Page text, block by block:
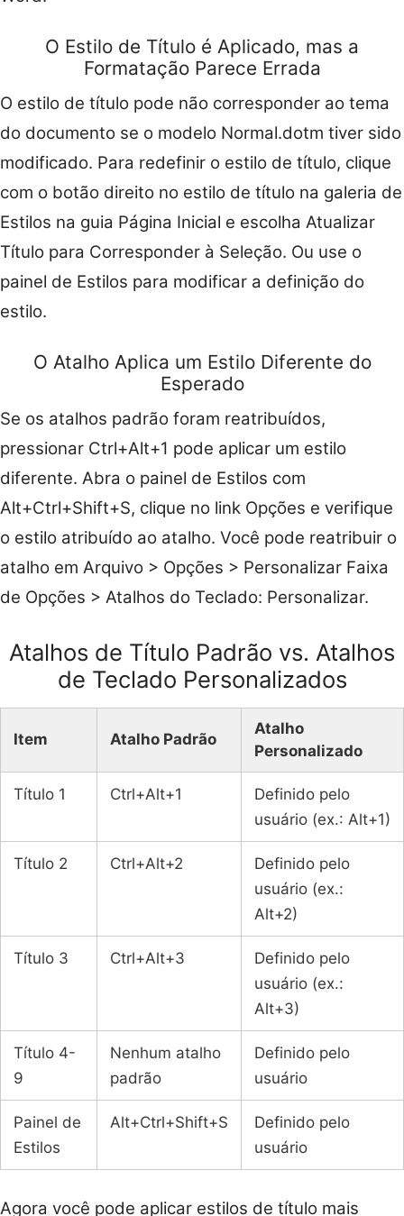
O Estilo de Título é Aplicado, mas a
Formatação Parece Errada
O estilo de título pode não corresponder ao tema
do documento se o modelo Normal.dotm tiver sido
modificado. Para redefinir o estilo de título, clique
com o botão direito no estilo de título na galeria de
Estilos na guia Página Inicial e escolha Atualizar
Título para Corresponder à Seleção. Ou use o
painel de Estilos para modificar a definição do
estilo.
O Atalho Aplica um Estilo Diferente do
Esperado
Se os atalhos padrão foram reatribuídos,
pressionar Ctrl+Alt+1 pode aplicar um estilo
diferente. Abra o painel de Estilos com
Alt+Ctrl+Shift+S, clique no link Opções e verifique
o estilo atribuído ao atalho. Você pode reatribuir o
atalho em Arquivo > Opções > Personalizar Faixa
de Opções > Atalhos do Teclado: Personalizar.
Atalhos de Título Padrão vs. Atalhos
de Teclado Personalizados
Item Atalho Padrão
Atalho
Personalizado
Título 1 Ctrl+Alt+1
Definido pelo
usuário (ex.: Alt+1)
Título 2 Ctrl+Alt+2
Definido pelo
usuário (ex.:
Alt+2)
Título 3 Ctrl+Alt+3
Definido pelo
usuário (ex.:
Alt+3)
Título 4-
9
Nenhum atalho
padrão
Definido pelo
usuário
Painel de
Estilos
Alt+Ctrl+Shift+S
Definido pelo
usuário
Agora você pode aplicar estilos de título mais